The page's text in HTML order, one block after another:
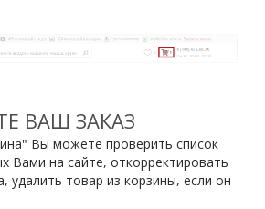
ВАШ ЗАКАЗ
Вы можете проверить список
Вами на сайте, откорректировать
удалить товар из корзины, если он